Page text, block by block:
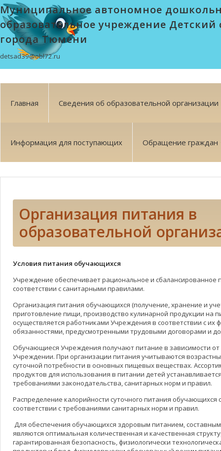
Муниципальное автономное
образовательное учреждение Детский
города Тюмени
detsad39@obl72.ru
Главная Сведения об образовательной организации
Информация для поступающих Обращение граждан
Организация питания в
образовательной
Условия питания обучающихся
Учреждение обеспечивает рациональное и сбалансированное
соответствии с санитарными правилами.
Организация питания обучающихся (получение, хранение и
приготовление пищи, производство кулинарной продукции на
осуществляется работниками Учреждения в соответствии с их
обязанностями, предусмотренными трудовыми договорами и
Обучающиеся Учреждения получают питание в зависимости
Учреждении. При организации питания учитываются
суточной потребности в основных пищевых веществах.
продуктов для использования в питании детей
требованиями законодательства, санитарных норм и правил.
Распределение калорийности суточного питания обучающихся
соответствии с требованиями санитарных норм и правил.
Для обеспечения обучающихся здоровым питанием,
являются оптимальная количественная и качественная
гарантированная безопасность, физиологически